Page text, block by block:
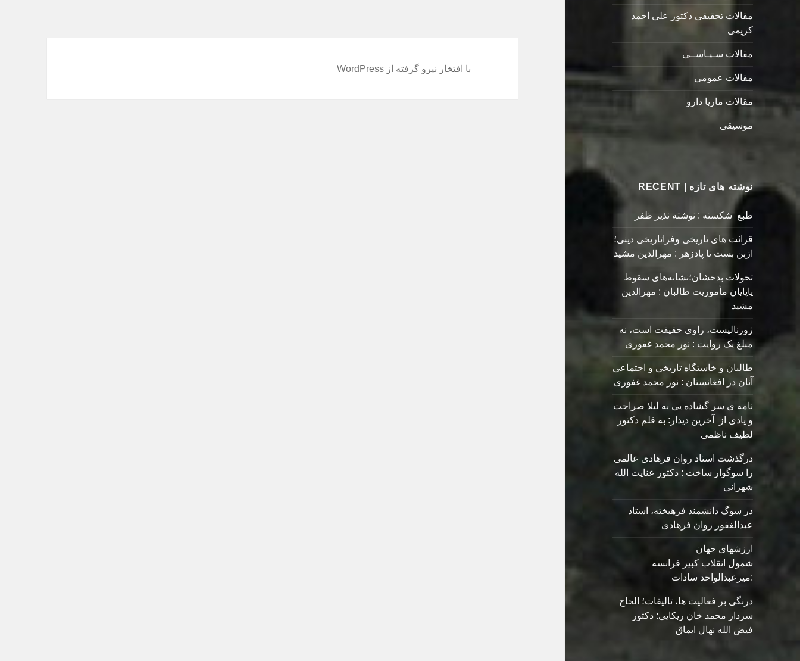
مقالات تحقیقی دکتور علی احمد
کریمی
مقالات سـیـاســی
مقالات عمومی
مقالات ماریا دارو
موسیقی
نوشته های تازه | RECENT
طبع شکسته : نوشته نذیر ظفر
قرائت های تاریخی وفراتاریخی دینی؛
ازبن بست تا پادزهر : مهرالدین مشید
تحولات بدخشان؛نشانه‌های سقوط
یاپایان مأموریت طالبان : مهرالدین
مشید
ژورنالیست، راوی حقیقت است، نه
مبلغ یک روایت : نور محمد غفوری
طالبان و خاستگاه تاریخی و اجتماعی
آنان در افغانستان : نور محمد غفوری
نامه ی سر گشاده يی به ليلا صراحت
و یادی از آخرین دیدار: به قلم دکتور
لطیف ناظمی
درگذشت استاد روان فرهادی عالمی
را سوگوار ساخت : دکتور عنایت الله
شهرانی
در سوگ دانشمند فرهیخته، استاد
عبدالغفور روان فرهادی
ارزشهای جهان
شمول انقلاب کبیر فرانسه
:میرعبدالواحد سادات
درنگی بر فعالیت ها، تالیفات؛ الحاج
سردار محمد خان ریکایی: دکتور
فیض الله نهال ایماق
با افتخار نیرو گرفته از WordPress